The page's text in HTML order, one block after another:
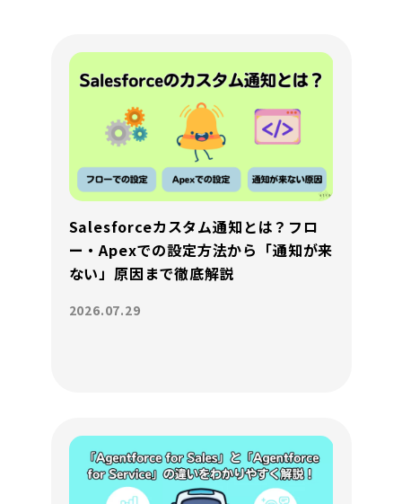
Salesforceカスタム通知とは？フロ
ー・Apexでの設定方法から「通知が来
ない」原因まで徹底解説
2026.07.29